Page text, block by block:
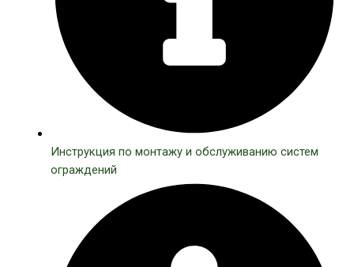
Инструкция по монтажу и обслуживанию систем
ограждений